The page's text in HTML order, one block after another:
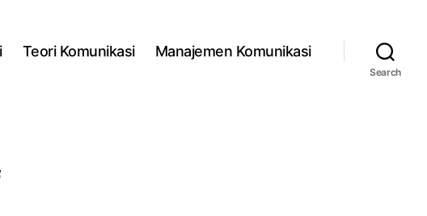
Teori Komunikasi Manajemen Komunikasi
Search